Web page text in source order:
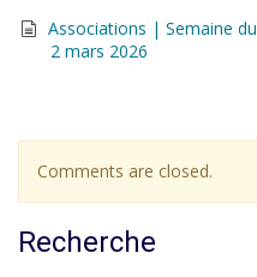
Associations | Semaine du
2 mars 2026
Comments are closed.
Recherche